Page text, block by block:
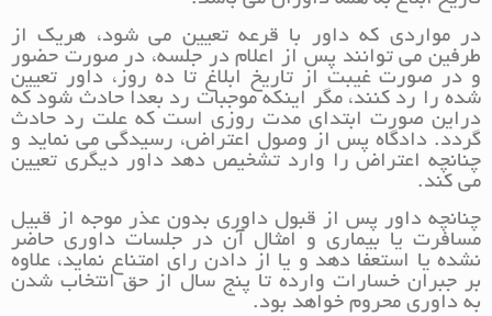
در مواردی که داور با قرعه تعیین می شود، هریک از
طرفین می توانند پس از اعلام در جلسه، در صورت حضور
و در صورت غیبت از تاریخ ابلاغ تا ده روز، داور تعیین
شده را رد کنند، مگر اینکه موجبات رد بعدا حادث شود که
دراین صورت ابتدای مدت روزی است که علت رد حادث
گردد. دادگاه پس از وصول اعتراض، رسیدگی می نماید و
چنانچه اعتراض را وارد تشخیص دهد داور دیگری تعیین
می کند.
چنانچه داور پس از قبول داوری بدون عذر موجه از قبیل
مسافرت یا بیماری و امثال آن در جلسات داوری حاضر
نشده یا استعفا دهد و یا از دادن رای امتناع نماید، علاوه
بر جبران خسارات وارده تا پنج سال از حق انتخاب شدن
به داوری محروم خواهد بود.